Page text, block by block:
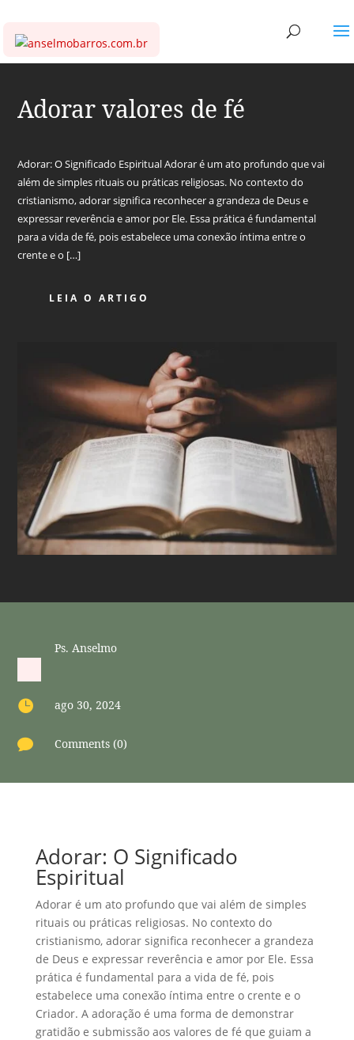
Adorar valores de fé
Adorar: O Significado Espiritual Adorar é um ato profundo que vai
além de simples rituais ou práticas religiosas. No contexto do
cristianismo, adorar significa reconhecer a grandeza de Deus e
expressar reverência e amor por Ele. Essa prática é fundamental
para a vida de fé, pois estabelece uma conexão íntima entre o
crente e o […]
LEIA O ARTIGO
Ps. Anselmo
 ago 30, 2024
 Comments (0)
Adorar: O Significado
Espiritual
Adorar é um ato profundo que vai além de simples
rituais ou práticas religiosas. No contexto do
cristianismo, adorar significa reconhecer a grandeza
de Deus e expressar reverência e amor por Ele. Essa
prática é fundamental para a vida de fé, pois
estabelece uma conexão íntima entre o crente e o
Criador. A adoração é uma forma de demonstrar
gratidão e submissão aos valores de fé que guiam a